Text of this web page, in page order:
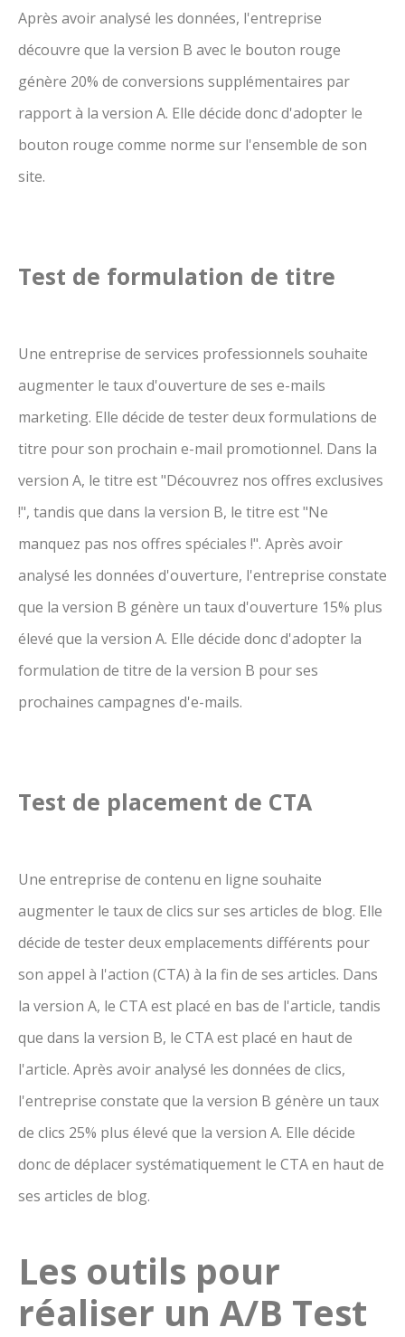
Après avoir analysé les données, l'entreprise
découvre que la version B avec le bouton rouge
génère 20% de conversions supplémentaires par
rapport à la version A. Elle décide donc d'adopter le
bouton rouge comme norme sur l'ensemble de son
site.
Test de formulation de titre
Une entreprise de services professionnels souhaite
augmenter le taux d'ouverture de ses e-mails
marketing. Elle décide de tester deux formulations de
titre pour son prochain e-mail promotionnel. Dans la
version A, le titre est "Découvrez nos offres exclusives
!", tandis que dans la version B, le titre est "Ne
manquez pas nos offres spéciales !". Après avoir
analysé les données d'ouverture, l'entreprise constate
que la version B génère un taux d'ouverture 15% plus
élevé que la version A. Elle décide donc d'adopter la
formulation de titre de la version B pour ses
prochaines campagnes d'e-mails.
Test de placement de CTA
Une entreprise de contenu en ligne souhaite
augmenter le taux de clics sur ses articles de blog. Elle
décide de tester deux emplacements différents pour
son appel à l'action (CTA) à la fin de ses articles. Dans
la version A, le CTA est placé en bas de l'article, tandis
que dans la version B, le CTA est placé en haut de
l'article. Après avoir analysé les données de clics,
l'entreprise constate que la version B génère un taux
de clics 25% plus élevé que la version A. Elle décide
donc de déplacer systématiquement le CTA en haut de
ses articles de blog.
Les outils pour
réaliser un A/B Test